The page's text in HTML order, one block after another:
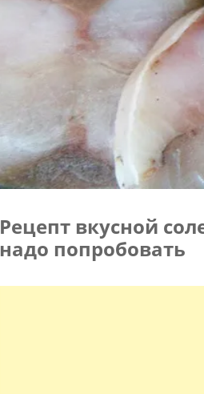
Рецепт вкусной
надо попробовать